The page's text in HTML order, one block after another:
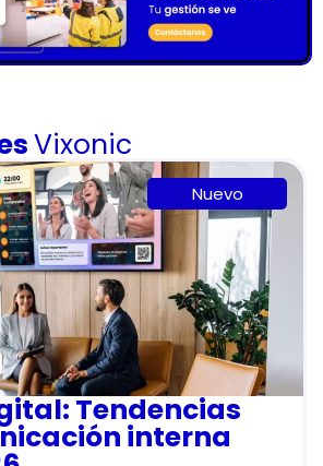
Vixonic
Nuevo
Tendencias
interna